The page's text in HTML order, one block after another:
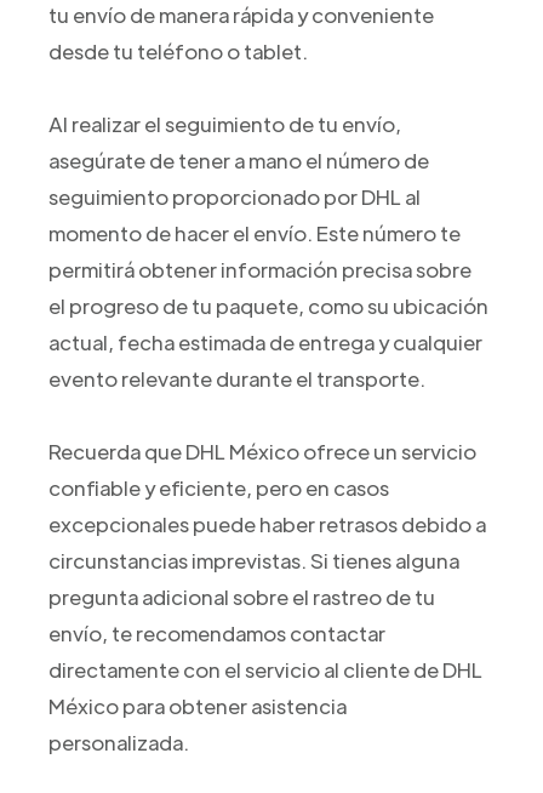
tu envío de manera rápida y conveniente
desde tu teléfono o tablet.
Al realizar el seguimiento de tu envío,
asegúrate de tener a mano el número de
seguimiento proporcionado por DHL al
momento de hacer el envío. Este número te
permitirá obtener información precisa sobre
el progreso de tu paquete, como su ubicación
actual, fecha estimada de entrega y cualquier
evento relevante durante el transporte.
Recuerda que DHL México ofrece un servicio
confiable y eficiente, pero en casos
excepcionales puede haber retrasos debido a
circunstancias imprevistas. Si tienes alguna
pregunta adicional sobre el rastreo de tu
envío, te recomendamos contactar
directamente con el servicio al cliente de DHL
México para obtener asistencia
personalizada.